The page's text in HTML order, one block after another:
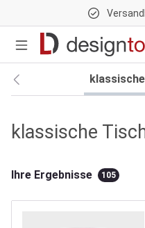
klassische
Ihre Ergebnisse 105